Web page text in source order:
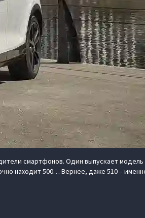
смартфонов. Один выпускает модель
находит 500… Вернее, даже 510 –